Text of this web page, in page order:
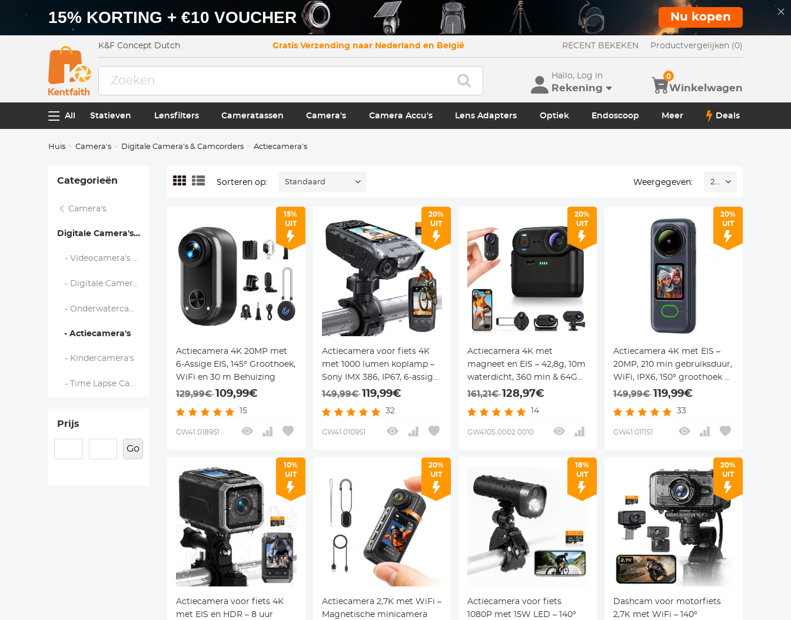
15% KORTING + €10 VOUCHER Nu kopen
K&F Concept Dutch Gratis Verzending naar Nederland en België RECENT BEKEKEN Productvergelijken (0)
Hallo, Log in
Rekening Winkelwagen
0
All Statieven Lensfilters Cameratassen Camera's Camera Accu's Lens Adapters Optiek Endoscoop Meer Deals
Huis Camera's Digitale Camera's & Camcorders Actiecamera's
Categorieën
Camera's
Digitale Camera's & Camcorders
- Videocamera's en camcorders
- Digitale Camera’s en Fotocamera’s
- Onderwatercamera's
- Actiecamera's
- Kindercamera's
- Time Lapse Cameras
Prijs
Go
Sorteren op: Standaard Weergegeven: 24
15%
UIT
Actiecamera 4K 20MP met
6-Assige EIS, 145° Groothoek,
WiFi en 30 m Behuizing
129,99€109,99€
15
GW41.0189S1
20%
UIT
Actiecamera voor fiets 4K
met 1000 lumen koplamp –
Sony IMX 386, IP67, 6-assige
EIS, WiFi & geïntegreerde bel
149,99€119,99€
32
GW41.0109S1
20%
UIT
Actiecamera 4K met
magneet en EIS – 42,8g, 10m
waterdicht, 360 min & 64GB
– voor fietsen, snorkelen en
161,21€128,97€
14
GW4105.0002.0010
20%
UIT
Actiecamera 4K met EIS –
20MP, 210 min gebruiksduur,
WiFi, IPX6, 150° groothoek &
64GB – Kentfaith
149,99€119,99€
33
GW41.0111S1
10%
UIT
Actiecamera voor fiets 4K
met EIS en HDR – 8 uur
20%
UIT
Actiecamera 2,7K met WiFi –
Magnetische minicamera
18%
UIT
Actiecamera voor fiets
1080P met 15W LED – 140°
20%
UIT
Dashcam voor motorfiets
2,7K met WiFi – 140°